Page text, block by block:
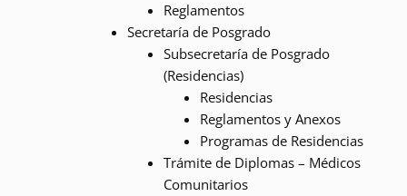
Reglamentos
Secretaría de Posgrado
Subsecretaría de Posgrado
(Residencias)
Residencias
Reglamentos y Anexos
Programas de Residencias
Trámite de Diplomas – Médicos
Comunitarios